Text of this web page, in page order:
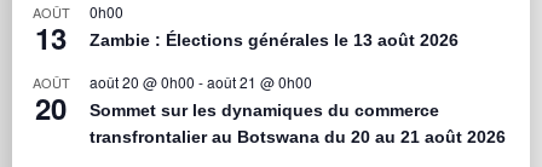
AOÛT
13
0h00
Zambie : Élections générales le 13 août 2026
AOÛT
20
août 20 @ 0h00 -août 21 @ 0h00
Sommet sur les dynamiques du commerce
transfrontalier au Botswana du 20 au 21 août 2026